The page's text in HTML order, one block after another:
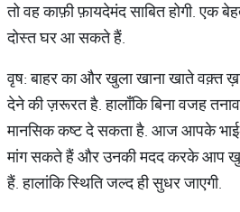
तो वह काफ़ी फ़ायदेमंद साबित होगी. एक
दोस्त घर आ सकते हैं.
वृष: बाहर का और खुला खाना खाते वक़्त
देने की ज़रूरत है. हालाँकि बिना वजह
मानसिक कष्ट दे सकता है. आज आपके
मांग सकते हैं और उनकी मदद करके आप
हैं. हालांकि स्थिति जल्द ही सुधर जाएगी.